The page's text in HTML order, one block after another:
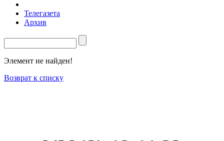
Телегазета
Архив
Элемент не найден!
Возврат к списку